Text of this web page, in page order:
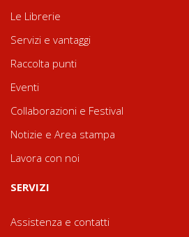
Le Librerie
Servizi e vantaggi
Raccolta punti
Eventi
Collaborazioni e Festival
Notizie e Area stampa
Lavora con noi
SERVIZI
Assistenza e contatti